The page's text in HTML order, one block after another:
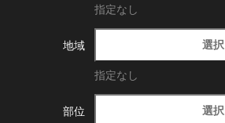
指定なし
地域 選択
指定なし
部位 選択